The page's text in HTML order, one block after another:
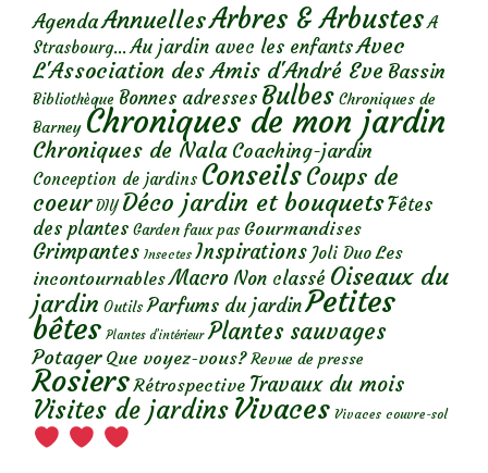
AgendaAnnuellesArbres & Arbustes A
Strasbourg... Au jardin avec les enfantsAvec
L'Association des Amis d'André Eve Bassin
Bibliothèque Bonnes adresses Bulbes Chroniques de
Barney Chroniques de mon jardin
Chroniques de Nala Coaching-jardin
Conception de jardins ConseilsCoups de
coeur DIY Déco jardin et bouquetsFêtes
des plantes Garden faux pas Gourmandises
Grimpantes Insectes Inspirations Joli Duo Les
incontournables Macro Non classé Oiseaux du
jardin Outils Parfums du jardinPetites
bêtes Plantes d’intérieur Plantes sauvages
Potager Que voyez-vous? Revue de presse
Rosiers Rétrospective Travaux du mois
Visites de jardins Vivaces Vivaces couvre-sol